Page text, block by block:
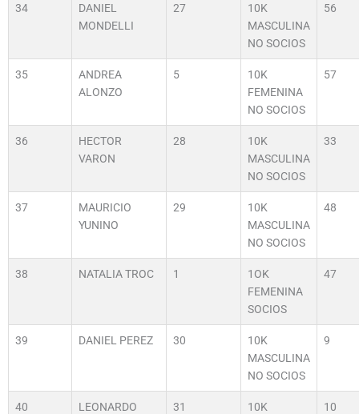
34
DANIEL
MONDELLI
27
10K
MASCULINA
NO SOCIOS
56
35
ANDREA
ALONZO
5
10K
FEMENINA
NO SOCIOS
57
36
HECTOR
VARON
28
10K
MASCULINA
NO SOCIOS
33
37
MAURICIO
YUNINO
29
10K
MASCULINA
NO SOCIOS
48
38 NATALIA TROC 1
1OK
FEMENINA
SOCIOS
47
39 DANIEL PEREZ 30
10K
MASCULINA
NO SOCIOS
9
40
LEONARDO
31
10K
10